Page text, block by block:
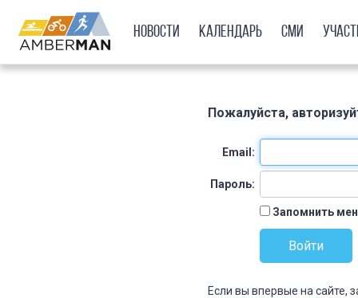
Новости Календарь СМИ
Пожалуйста,
Email:
Пароль:
Запомнить
Если вы впервые на сайте,